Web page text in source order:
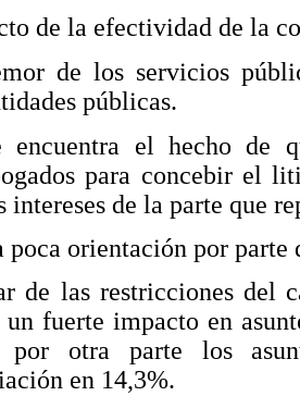
de la efectividad de la
de los servicios
públicas.
encuentra el hecho de
para concebir el
intereses de la parte que
poca orientación por parte
de las restricciones del
fuerte impacto en
por otra parte los
en 14,3%.